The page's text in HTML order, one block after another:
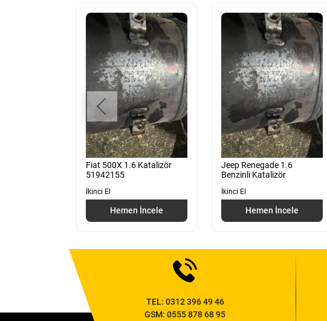
Fiat 500X 1.6 Katalizör
51942155
İkinci El
Hemen İncele
Jeep Renegade 1.6
Benzinli Katalizör
İkinci El
Hemen İncele
TEL: 0312 396 49 46
GSM:0555 878 68 95